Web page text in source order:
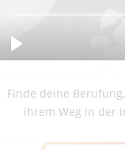
Finde deine
ihrem Weg in der